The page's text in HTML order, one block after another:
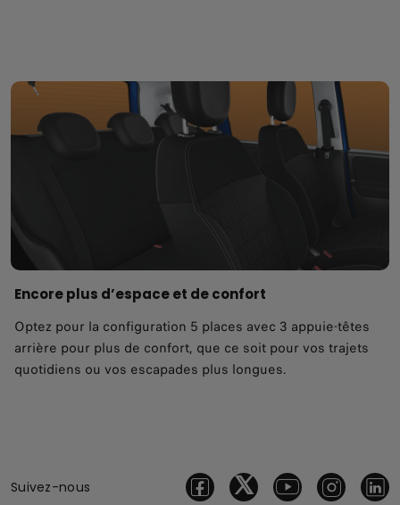
Encore plus d’espace et de confort
Optez pour la configuration 5 places avec 3 appuie-têtes
arrière pour plus de confort, que ce soit pour vos trajets
quotidiens ou vos escapades plus longues.
Suivez-nous